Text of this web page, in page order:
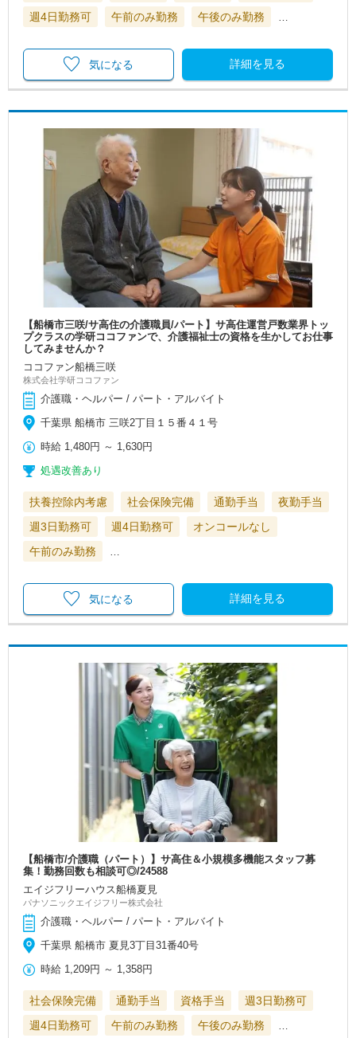
週4日勤務可
午前のみ勤務 午後のみ勤務 …
詳細を見る
気になる
【船橋市三咲/サ高住の介護職員/パート】サ高住運営戸数業界トッ
プクラスの学研ココファンで、介護福祉士の資格を生かしてお仕事
してみませんか？
ココファン船橋三咲
株式会社学研ココファン
介護職・ヘルパー / パート・アルバイト
千葉県 船橋市 三咲2丁目１５番４１号
時給 1,480円 ～ 1,630円
処遇改善あり
扶養控除内考慮 社会保険完備 通勤手当
夜勤手当
週3日勤務可
週4日勤務可
オンコールなし
午前のみ勤務
…
詳細を見る
気になる
【船橋市/介護職（パート）】サ高住＆小規模多機能スタッフ募
集！勤務回数も相談可◎/24588
エイジフリーハウス船橋夏見
パナソニックエイジフリー株式会社
介護職・ヘルパー / パート・アルバイト
千葉県 船橋市 夏見3丁目31番40号
時給 1,209円 ～ 1,358円
社会保険完備 通勤手当 資格手当
週3日勤務可
週4日勤務可
午前のみ勤務 午後のみ勤務 …